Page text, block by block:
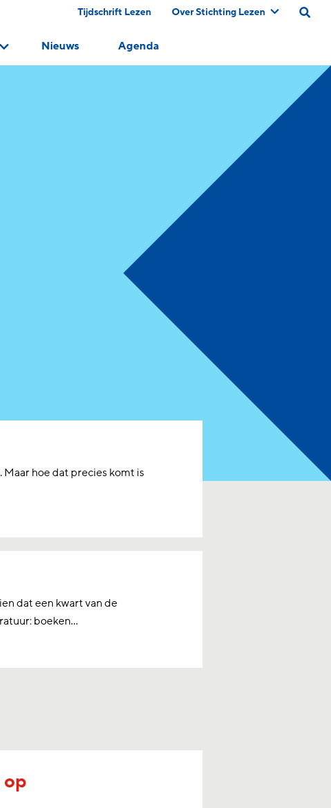
Tijdschrift Lezen Over Stichting Lezen
Nieuws Agenda
hoe dat precies komt is
dat een kwart van de
boeken...
op